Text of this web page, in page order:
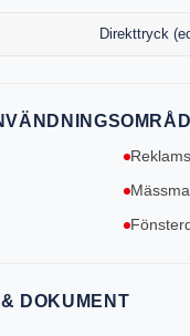
Direkttryck
DOKUMENT